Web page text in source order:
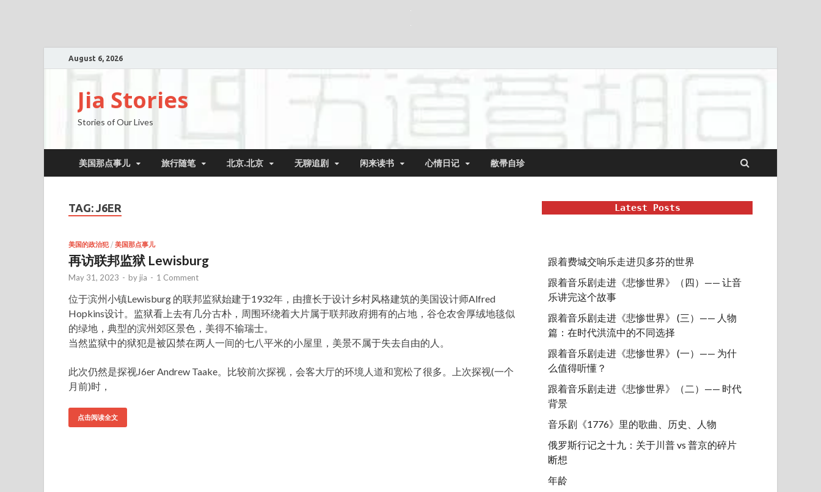
August 6, 2026
Jia Stories
Stories of Our Lives
美国那点事儿 旅行随笔 北京.北京 无聊追剧 闲来读书 心情日记 敝帚自珍
TAG: J6ER
美国的政治犯/ 美国那点事儿
再访联邦监狱 Lewisburg
May 31, 2023 - by jia - 1 Comment
位于滨州小镇Lewisburg 的联邦监狱始建于1932年，由擅长于设计乡村风格建筑的美国设计师Alfred
Hopkins设计。监狱看上去有几分古朴，周围环绕着大片属于联邦政府拥有的占地，谷仓农舍厚绒地毯似
的绿地，典型的滨州郊区景色，美得不输瑞士。
当然监狱中的狱犯是被囚禁在两人一间的七八平米的小屋里，美景不属于失去自由的人。
此次仍然是探视J6er Andrew Taake。比较前次探视，会客大厅的环境人道和宽松了很多。上次探视(一个
月前)时，
点击阅读全文
Latest Posts
跟着费城交响乐走进贝多芬的世界
跟着音乐剧走进《悲惨世界》（四）—— 让音
乐讲完这个故事
跟着音乐剧走进《悲惨世界》 (三）—— 人物
篇：在时代洪流中的不同选择
跟着音乐剧走进《悲惨世界》 (一）—— 为什
么值得听懂？
跟着音乐剧走进《悲惨世界》（二）—— 时代
背景
音乐剧《1776》里的歌曲、历史、人物
俄罗斯行记之十九：关于川普 vs 普京的碎片
断想
年龄